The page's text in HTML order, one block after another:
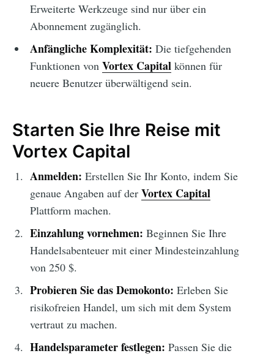
Erweiterte Werkzeuge sind nur über ein
Abonnement zugänglich.
Anfängliche Komplexität: Die tiefgehenden
Funktionen von Vortex Capital können für
neuere Benutzer überwältigend sein.
Starten Sie Ihre Reise mit
Vortex Capital
Anmelden: Erstellen Sie Ihr Konto, indem Sie
genaue Angaben auf der Vortex Capital
Plattform machen.
Einzahlung vornehmen: Beginnen Sie Ihre
Handelsabenteuer mit einer Mindesteinzahlung
von 250 $.
Probieren Sie das Demokonto: Erleben Sie
risikofreien Handel, um sich mit dem System
vertraut zu machen.
Handelsparameter festlegen: Passen Sie die